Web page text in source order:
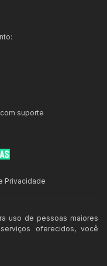
com suporte
Privacidade
uso de pessoas maiores
oferecidos, você